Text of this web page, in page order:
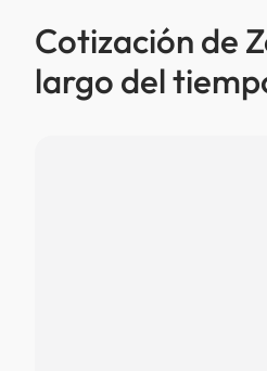
Cotización de
largo del